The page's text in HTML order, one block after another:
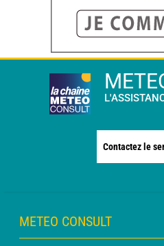
Contactez le
METEO CONSULT